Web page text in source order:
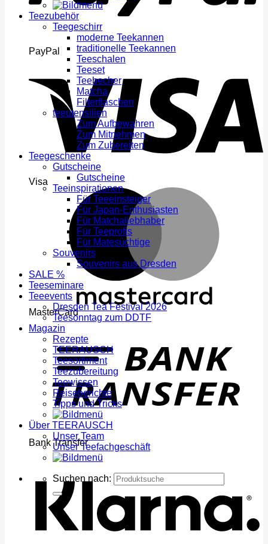
PayPal
Visa
MasterCard
Bank Transfer
Teezubehör
Teegeschirr
moderne Teekannen
traditionelle Teekannen
Teeschalen
Teeset
Teebecher
Matcha
Filterflaschen
teeutensilien
Zum Aufbewahren
Zum Mitnehmen
Zum Zubereiten
Teegeschenke
Gutscheine
Gutscheine
Teeinspirationen
Für Teeeinsteiger
Für Japan-Enthusiasten
Für Matchaliebhaber
Für Teeprofis
Für Matesüchtige
Souvenirs
Souvenirs aus Dresden
SALE %
Teeseminare
Teeevents
Dresden Tea Festival 2026
Teesonntag zum DDTF
Magazin
Rezepte
TEERAUSCH
Teesortiment
Teezubereitung
Teewissen
Reiseberichte
Tipps und Tricks
Über TEERAUSCH
Unser Team
Unser Teefachgeschäft
Suchen nach: